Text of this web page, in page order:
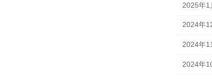
2025年1
2024年
2024年
2024年